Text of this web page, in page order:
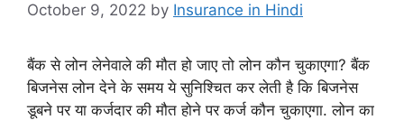
October 9, 2022 by Insurance in Hindi
बैंक से लोन लेनेवाले की मौत हो जाए तो लोन कौन चुकाएगा? बैंक
बिजनेस लोन देने के समय ये सुनिश्चित कर लेती है कि बिजनेस
डूबने पर या कर्जदार की मौत होने पर कर्ज कौन चुकाएगा. लोन का